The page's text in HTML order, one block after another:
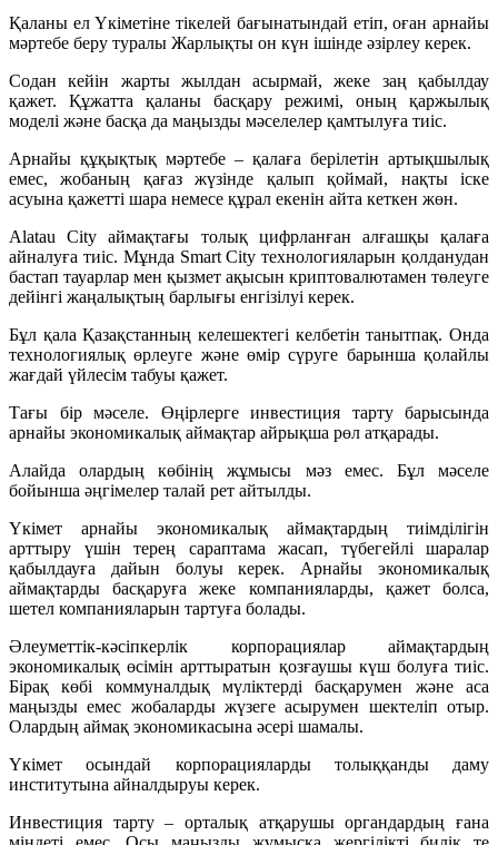
Қаланы ел Үкіметіне тікелей бағынатындай етіп, оған арнайы
мәртебе беру туралы Жарлықты он күн ішінде әзірлеу керек.
Содан кейін жарты жылдан асырмай, жеке заң қабылдау
қажет. Құжатта қаланы басқару режимі, оның қаржылық
моделі және басқа да маңызды мәселелер қамтылуға тиіс.
Арнайы құқықтық мәртебе – қалаға берілетін артықшылық
емес, жобаның қағаз жүзінде қалып қоймай, нақты іске
асуына қажетті шара немесе құрал екенін айта кеткен жөн.
Alatau City аймақтағы толық цифрланған алғашқы қалаға
айналуға тиіс. Мұнда Smart City технологияларын қолданудан
бастап тауарлар мен қызмет ақысын криптовалютамен төлеуге
дейінгі жаңалықтың барлығы енгізілуі керек.
Бұл қала Қазақстанның келешектегі келбетін танытпақ. Онда
технологиялық өрлеуге және өмір сүруге барынша қолайлы
жағдай үйлесім табуы қажет.
Тағы бір мәселе. Өңірлерге инвестиция тарту барысында
арнайы экономикалық аймақтар айрықша рөл атқарады.
Алайда олардың көбінің жұмысы мәз емес. Бұл мәселе
бойынша әңгімелер талай рет айтылды.
Үкімет арнайы экономикалық аймақтардың тиімділігін
арттыру үшін терең сараптама жасап, түбегейлі шаралар
қабылдауға дайын болуы керек. Арнайы экономикалық
аймақтарды басқаруға жеке компанияларды, қажет болса,
шетел компанияларын тартуға болады.
Әлеуметтік-кәсіпкерлік корпорациялар аймақтардың
экономикалық өсімін арттыратын қозғаушы күш болуға тиіс.
Бірақ көбі коммуналдық мүліктерді басқарумен және аса
маңызды емес жобаларды жүзеге асырумен шектеліп отыр.
Олардың аймақ экономикасына әсері шамалы.
Үкімет осындай корпорацияларды толыққанды даму
институтына айналдыруы керек.
Инвестиция тарту – орталық атқарушы органдардың ғана